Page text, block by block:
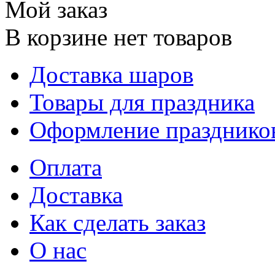
Мой заказ
В корзине нет товаров
Доставка шаров
Товары для праздника
Оформление
Оплата
Доставка
Как сделать заказ
О нас